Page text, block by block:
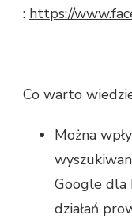
: https://
Co warto
Można
Google dla
działań